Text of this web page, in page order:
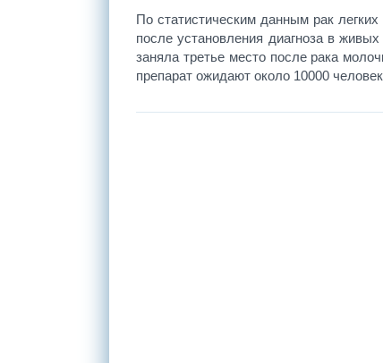
По статистическим данным рак
после установления диагноза в
заняла третье место после рака
препарат ожидают около 10000